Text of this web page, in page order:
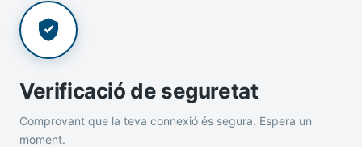
Verificació de seguretat
Comprovant que la teva connexió és segura. Espera un
moment.